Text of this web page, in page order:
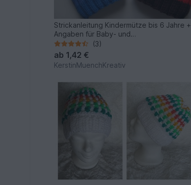
Strickanleitung Kindermütze bis 6 Jahre +
Angaben für Baby- und
Erwachsenengröße
(3)
ab 1,42 €
KerstinMuenchKreativ